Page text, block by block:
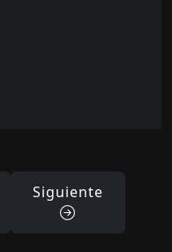
Siguiente